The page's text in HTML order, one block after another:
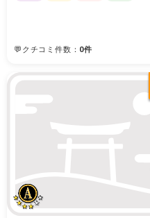
💬クチコミ件数： 0件